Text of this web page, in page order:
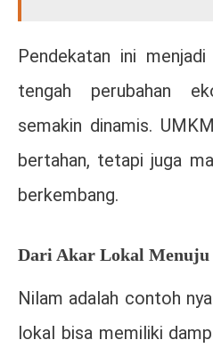
Pendekatan ini
tengah perubahan
semakin dinamis.
bertahan, tetapi juga
berkembang.
Dari Akar Lokal Menuju
Nilam adalah contoh
lokal bisa memiliki